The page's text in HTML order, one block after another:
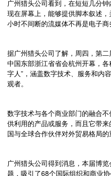
广州猎头公司看到，在短短几分
现在屏幕上，能够提供脚本叙述
小时不间断的流媒体不再是电子商
据广州猎头公司了解，周四，第
中国东部浙江省省会杭州开幕，
字人”，涵盖数字技术、服务和内
观者。
数字技术与各个商业部门的融合
供利用的产品或服务，而且它带
国与全球合作伙伴对外贸易格局的
广州猎头公司得到消息，本届博
题，吸引了68个国际组织和商业